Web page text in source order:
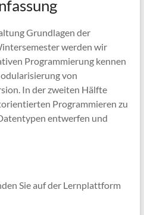
Grundlagen der
werden wir
Programmierung kennen
von
In der zweiten Hälfte
Programmieren zu
entwerfen und
Sie auf der Lernplattform